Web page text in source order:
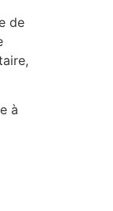
de
à